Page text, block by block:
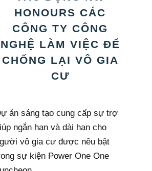
HONOURS CÁC
CÔNG TY CÔNG
NGHỆ LÀM VIỆC ĐỂ
CHỐNG LẠI VÔ GIA
CƯ
án sáng tạo cung cấp sự trợ
ngắn hạn và dài hạn cho
vô gia cư được nêu bật
sự kiện Power One One